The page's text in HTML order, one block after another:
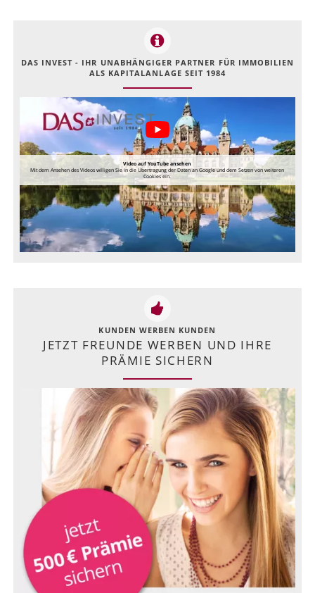
DAS INVEST - IHR UNABHÄNGIGER PARTNER FÜR IMMOBILIEN
ALS KAPITALANLAGE SEIT 1984
Video auf YouTube ansehen
Mit dem Ansehen des Videos willigen Sie in die Übertragung der Daten an Google und dem Setzen von weiteren
Cookies ein.
KUNDEN WERBEN KUNDEN
JETZT FREUNDE WERBEN UND IHRE
PRÄMIE SICHERN